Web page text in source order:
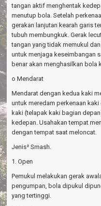
tangan aktif menghentak
menutup bola. Setelah
gerakan lanjutan kearah garis
tubuh membungkuk. Gerak
tangan yang tidak memukul
untuk menjaga keseimbangan
benar akan menghasilkan bola
o Mendarat
Mendarat dengan kedua kaki
untuk meredam perkenaan
kaki (telapak kaki bagian
kedepan. Usahakan tempat
dengan tempat saat meloncat.
Jenis² Smash.
1. Open
Pemukul melakukan gerak
pengumpan, bola dipukul
yang tertinggi.